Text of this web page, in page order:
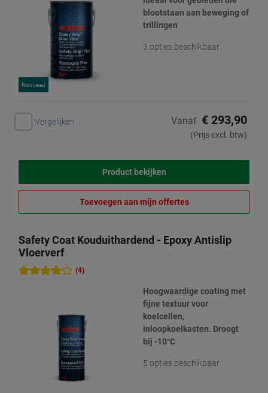
Nouveau
blootstaan aan beweging of
trillingen
3 opties beschikbaar
Vergelijken Vanaf € 293,90
(Prijs excl. btw)
Product bekijken
Toevoegen aan mijn offertes
Safety Coat Kouduithardend - Epoxy Antislip
Vloerverf
(4)
Hoogwaardige coating met
fijne textuur voor
koelcellen,
inloopkoelkasten. Droogt
bij -10°C
5 opties beschikbaar